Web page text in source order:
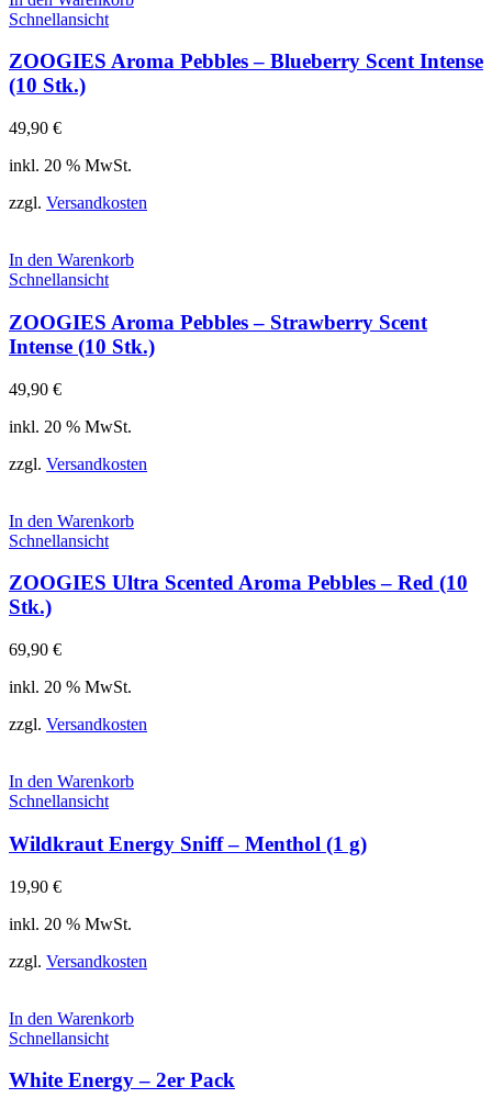
Schnellansicht
ZOOGIES Aroma Pebbles – Blueberry Scent Intense
(10 Stk.)
49,90 €
inkl. 20 % MwSt.
zzgl. Versandkosten
In den Warenkorb
Schnellansicht
ZOOGIES Aroma Pebbles – Strawberry Scent
Intense (10 Stk.)
49,90 €
inkl. 20 % MwSt.
zzgl. Versandkosten
In den Warenkorb
Schnellansicht
ZOOGIES Ultra Scented Aroma Pebbles – Red (10
Stk.)
69,90 €
inkl. 20 % MwSt.
zzgl. Versandkosten
In den Warenkorb
Schnellansicht
Wildkraut Energy Sniff – Menthol (1 g)
19,90 €
inkl. 20 % MwSt.
zzgl. Versandkosten
In den Warenkorb
Schnellansicht
White Energy – 2er Pack